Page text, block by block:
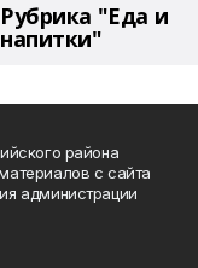
Рубрика "Еда и
напитки"
района
с сайта
администрации